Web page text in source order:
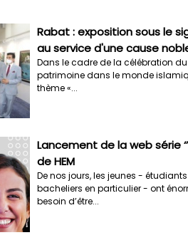
Rabat : exposition sous le
au service d'une cause
Dans le cadre de la célébration
patrimoine dans le monde
thème «...
Lancement de la web série ‘’
de HEM
De nos jours, les jeunes -
bacheliers en particulier - ont
besoin d’être...